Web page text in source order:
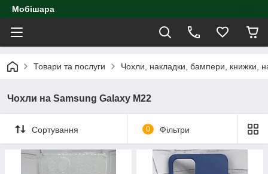
Мобішара
Товари та послуги Чохли, накладки, бампери, книжки,
Чохли на Samsung Galaxy M22
Сортування 0 Фільтри